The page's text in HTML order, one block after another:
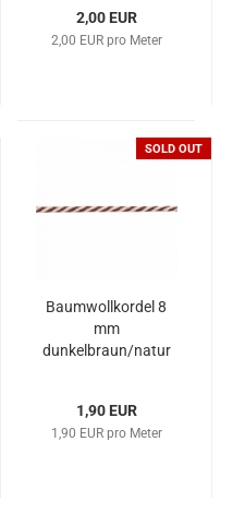
2,00 EUR
2,00 EUR pro Meter
SOLD OUT
Baumwollkordel 8
mm
dunkelbraun/natur
1,90 EUR
1,90 EUR pro Meter